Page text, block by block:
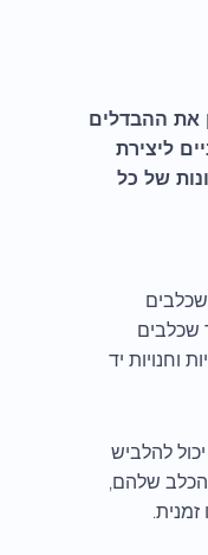
את ההבדלים
ליצירת
של כל
שכלבים
וחנויות יד
להלביש
הכלב שלהם,